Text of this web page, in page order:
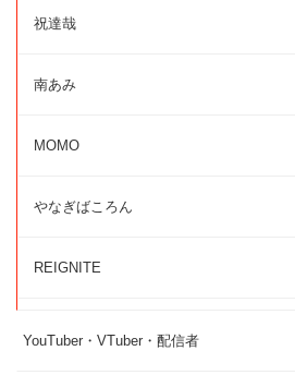
祝達哉
南あみ
MOMO
やなぎばころん
REIGNITE
YouTuber・VTuber・配信者